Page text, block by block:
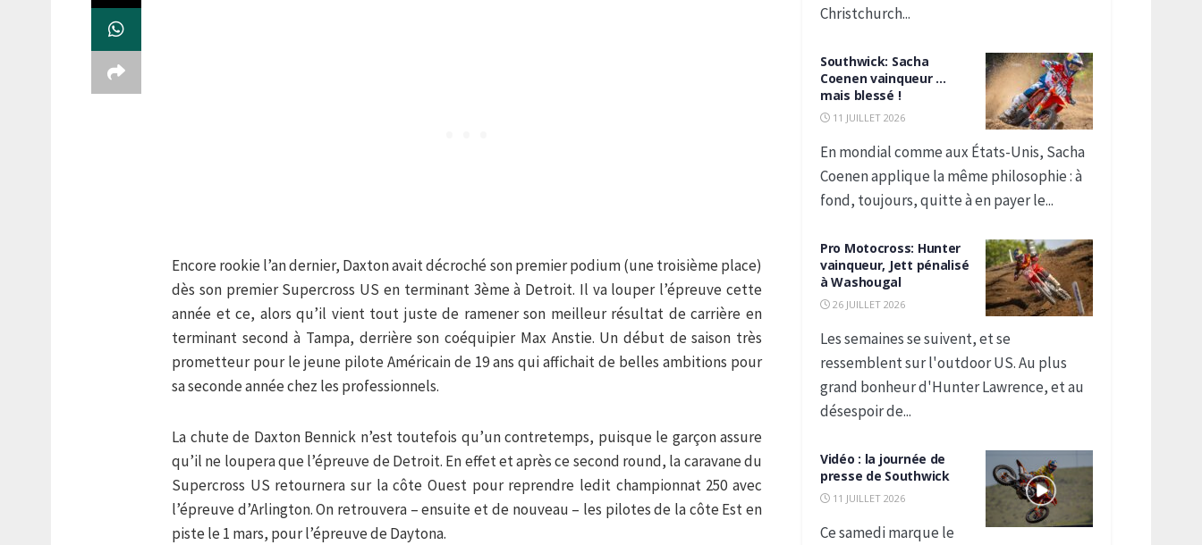
Encore rookie l’an dernier, Daxton avait décroché son premier podium (une troisième place)
dès son premier Supercross US en terminant 3ème à Detroit. Il va louper l’épreuve cette
année et ce, alors qu’il vient tout juste de ramener son meilleur résultat de carrière en
terminant second à Tampa, derrière son coéquipier Max Anstie. Un début de saison très
prometteur pour le jeune pilote Américain de 19 ans qui affichait de belles ambitions pour
sa seconde année chez les professionnels.
La chute de Daxton Bennick n’est toutefois qu’un contretemps, puisque le garçon assure
qu’il ne loupera que l’épreuve de Detroit. En effet et après ce second round, la caravane du
Supercross US retournera sur la côte Ouest pour reprendre ledit championnat 250 avec
l’épreuve d’Arlington. On retrouvera – ensuite et de nouveau – les pilotes de la côte Est en
piste le 1 mars, pour l’épreuve de Daytona.
Christchurch...
Southwick: Sacha
Coenen vainqueur …
mais blessé !
11 JUILLET 2026
En mondial comme aux États-Unis, Sacha
Coenen applique la même philosophie : à
fond, toujours, quitte à en payer le...
Pro Motocross: Hunter
vainqueur, Jett pénalisé
à Washougal
26 JUILLET 2026
Les semaines se suivent, et se
ressemblent sur l'outdoor US. Au plus
grand bonheur d'Hunter Lawrence, et au
désespoir de...
Vidéo : la journée de
presse de Southwick
11 JUILLET 2026
Ce samedi marque le